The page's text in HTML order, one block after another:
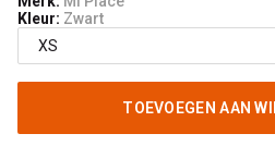
Kleur: Zwart
TOEVOEGEN AAN